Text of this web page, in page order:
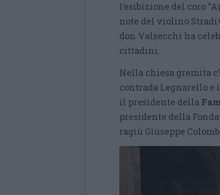
l’esibizione del coro
note del violino
don Valsecchi ha
cittadini.
Nella chiesa gremita
contrada Legnarello e
il presidente della
presidente della
ragiù Giuseppe